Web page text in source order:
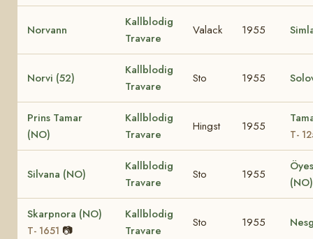
Norvann
Kallblodig
Travare
Valack 1955
Norvi (52)
Kallblodig
Travare
Sto 1955
Prins Tamar
(NO)
Kallblodig
Travare
Hingst 1955
T-
Silvana (NO)
Kallblodig
Travare
Sto 1955
Skarpnora (NO)
T- 1651 📷
Kallblodig
Travare
Sto 1955